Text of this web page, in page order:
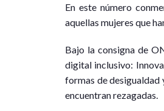
En este número
aquellas mujeres que
Bajo la consigna de
digital inclusivo:
formas de desigualdad
encuentran rezagadas.